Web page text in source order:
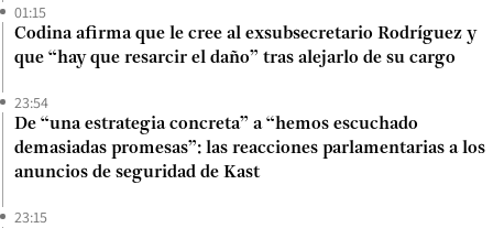
01:15
Codina afirma que le cree al exsubsecretario Rodríguez y
que “hay que resarcir el daño” tras alejarlo de su cargo
23:54
De “una estrategia concreta” a “hemos escuchado
demasiadas promesas”: las reacciones parlamentarias a los
anuncios de seguridad de Kast
23:15